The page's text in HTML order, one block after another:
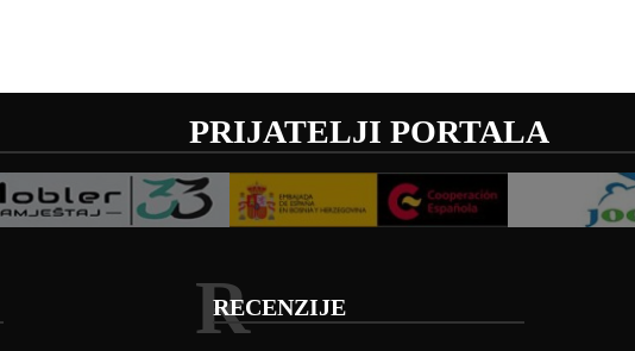
PRIJATELJI PORTALA
RECENZIJE
R